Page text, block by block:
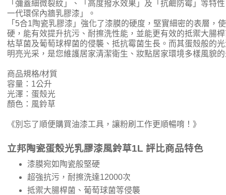
「彌蓋細微裂紋」、「高度撥水效果」及「抗鹼防霉」等特
一代環保內牆乳膠漆」。
「5合1陶瓷乳膠漆」強化了漆膜的硬度，堅實細密的表層，
硬，能有效提升抗污、耐擦洗性能，並能更有效的抵禦大腸
枯草菌及葡萄球桿菌的侵襲、抵抗霉菌生長。而其蛋殼般的
明亮光采，是您維護居家清潔衛生、妝點居家環境多樣
商品規格/材質
容量：1公升
光澤：蛋殼光
顏色：風鈴草
《別忘了順便購買油漆工具，讓粉刷工作更順暢唷！》
立邦陶瓷蛋殼光乳膠漆風鈴草1L 評比商品特色
漆膜宛如陶瓷般堅硬
超強抗污，耐擦洗達12000次
抵禦大腸桿菌、葡萄球菌等侵襲